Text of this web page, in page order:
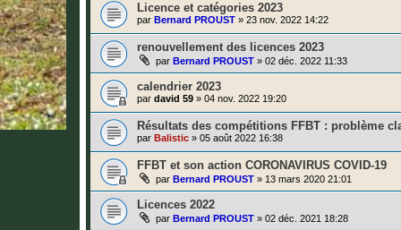
Licence et catégories 2023
par Bernard PROUST » 23 nov. 2022 14:22
renouvellement des licences 2023
par Bernard PROUST » 02 déc. 2022 11:33
calendrier 2023
par david 59 » 04 nov. 2022 19:20
Résultats des compétitions FFBT : problème
par Balistic » 05 août 2022 16:38
FFBT et son action CORONAVIRUS COVID-19
par Bernard PROUST » 13 mars 2020 21:01
Licences 2022
par Bernard PROUST » 02 déc. 2021 18:28